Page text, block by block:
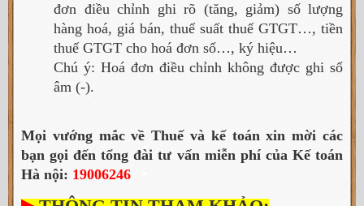
đơn điều chỉnh ghi rõ (tăng, giảm) số lượng
hàng hoá, giá bán, thuế suất thuế GTGT…, tiền
thuế GTGT cho hoá đơn số…, ký hiệu…
Chú ý: Hoá đơn điều chỉnh không được ghi số
âm (-).
Mọi vướng mắc về Thuế và kế toán xin mời các
bạn gọi đến tổng đài tư vấn miễn phí của Kế toán
Hà nội: 19006246